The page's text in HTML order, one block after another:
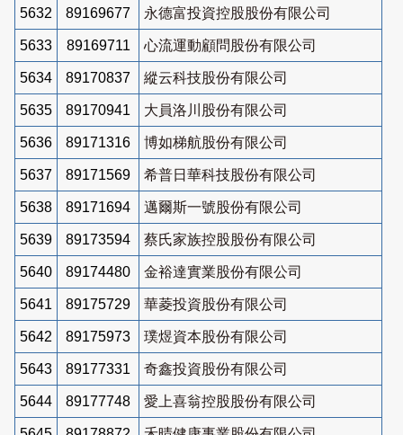
5632 89169677 永德富投資控股股份有限公司
5633 89169711 心流運動顧問股份有限公司
5634 89170837 縱云科技股份有限公司
5635 89170941 大員洛川股份有限公司
5636 89171316 博如梯航股份有限公司
5637 89171569 希普日華科技股份有限公司
5638 89171694 邁爾斯一號股份有限公司
5639 89173594 蔡氏家族控股股份有限公司
5640 89174480 金裕達實業股份有限公司
5641 89175729 華菱投資股份有限公司
5642 89175973 璞煜資本股份有限公司
5643 89177331 奇鑫投資股份有限公司
5644 89177748 愛上喜翁控股股份有限公司